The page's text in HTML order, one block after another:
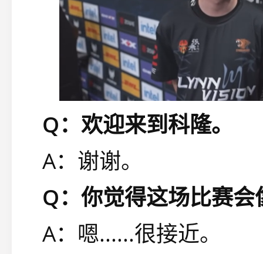
Q：欢迎来到科隆。
A：谢谢。
Q：你觉得这场比赛
A：嗯......很接近。